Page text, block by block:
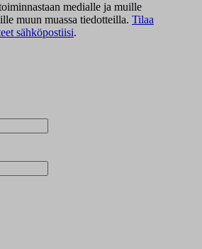
medialle ja muille
muun muassa tiedotteilla. Tilaa
sähköpostiisi.